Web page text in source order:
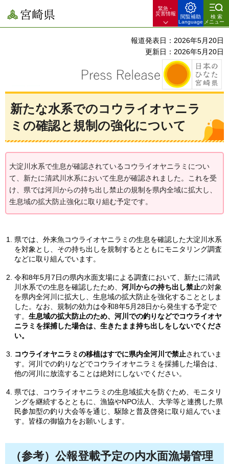
宮崎県
緊急・
災害情報
閲覧補助
Language
検索
メニュー
報道発表日：2026年5月20日
更新日：2026年5月20日
新たな水系でのコウライオヤニラ
ミの確認と規制の強化について
大淀川水系で生息が確認されているコウライオヤニラミについ
て、新たに清武川水系において生息が確認されました。これを受
け、県では河川からの持ち出し禁止の規制を県内全域に拡大し、
生息域の拡大防止強化に取り組む予定です。
県では、外来魚コウライオヤニラミの生息を確認した大淀川水系
を対象とし、その持ち出しを規制するとともにモニタリング調査
などに取り組んでいます。
令和8年5月7日の県内水面支場による調査において、新たに清武
川水系での生息を確認したため、 河川からの持ち出し禁止の対象
を県内全河川に拡大し、生息域の拡大防止を強化することとしま
した。なお、規制の効力は令和8年5月28日から発生する予定で
す。 生息域の拡大防止のため、河川での釣りなどでコウライオヤ
ニラミを採捕した場合は、生きたまま持ち出しをしないでくださ
い。
コウライオヤニラミの移植はすでに県内全河川で禁止されていま
す。河川での釣りなどでコウライオヤニラミを採捕した場合は、
他の河川に放流することは絶対にしないでください。
県では、コウライオヤニラミの生息域拡大を防ぐため、モニタリ
ングを継続するとともに、漁協やNPO法人、大学等と連携した県
民参加型の釣り大会等を通じ、駆除と普及啓発に取り組んでいま
す。皆様の御協力をお願いします。
（参考）公報登載予定の内水面漁場管理